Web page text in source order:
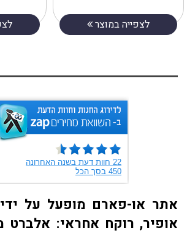
לצפייה במוצר
אתר או-פארם מופעל על
אופיר, רוקח אחראי: אלברט